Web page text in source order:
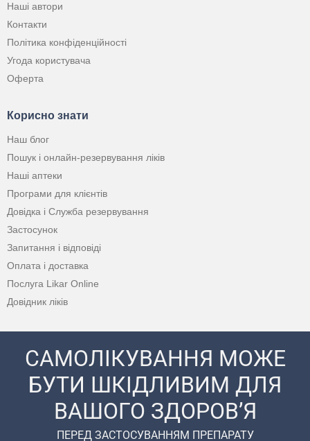
Наші автори
Контакти
Політика конфіденційності
Угода користувача
Оферта
Корисно знати
Наш блог
Пошук і онлайн-резервування ліків
Наші аптеки
Програми для клієнтів
Довідка і Служба резервування
Застосунок
Запитання і відповіді
Оплата і доставка
Послуга Likar Online
Довідник ліків
САМОЛІКУВАННЯ МОЖЕ
БУТИ ШКІДЛИВИМ ДЛЯ
ВАШОГО ЗДОРОВ’Я
ПЕРЕД ЗАСТОСУВАННЯМ ПРЕПАРАТУ